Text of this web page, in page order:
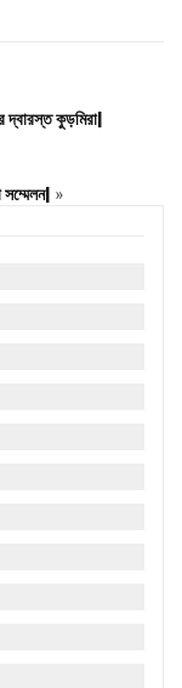
দ্বারস্ত কুড়মিরা|
»